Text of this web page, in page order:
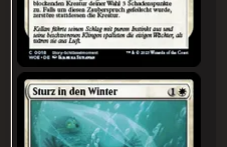
Sturz in den Winter